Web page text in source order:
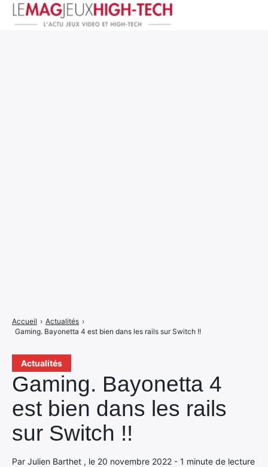
Actualités
Gaming. Bayonetta 4
est bien dans les rails
sur Switch !!
Par Julien Barthet , le 20 novembre 2022 - 1 minute de lecture
Accueil › Actualités ›
Gaming. Bayonetta 4 est bien dans les rails sur Switch !!